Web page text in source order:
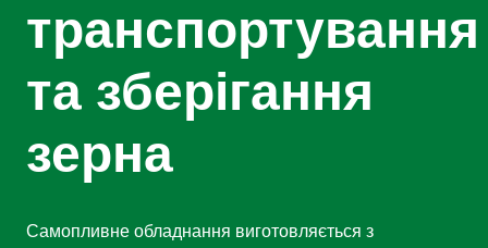
транспортування
та зберігання
зерна
Самопливне обладнання виготовляється з